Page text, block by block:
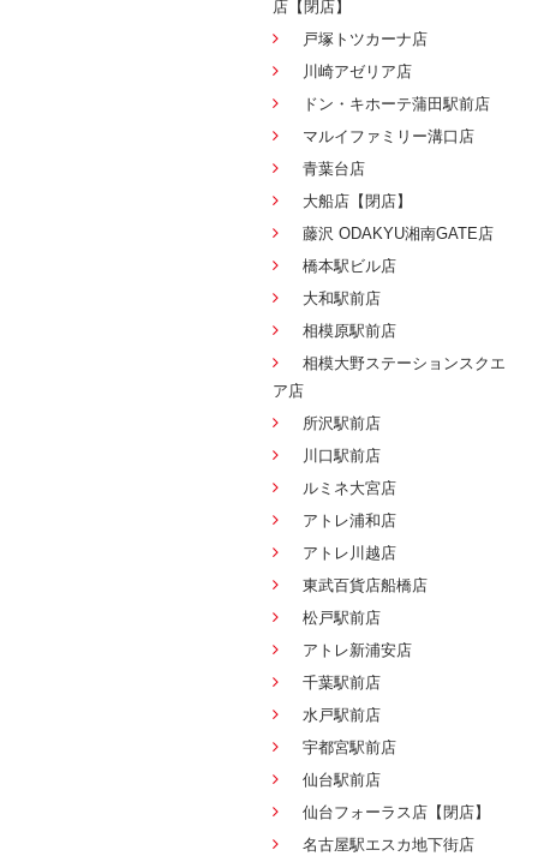
店【閉店】
戸塚トツカーナ店
川崎アゼリア店
ドン・キホーテ蒲田駅前店
マルイファミリー溝口店
青葉台店
大船店【閉店】
藤沢 ODAKYU湘南GATE店
橋本駅ビル店
大和駅前店
相模原駅前店
相模大野ステーションスクエ
ア店
所沢駅前店
川口駅前店
ルミネ大宮店
アトレ浦和店
アトレ川越店
東武百貨店船橋店
松戸駅前店
アトレ新浦安店
千葉駅前店
水戸駅前店
宇都宮駅前店
仙台駅前店
仙台フォーラス店【閉店】
名古屋駅エスカ地下街店